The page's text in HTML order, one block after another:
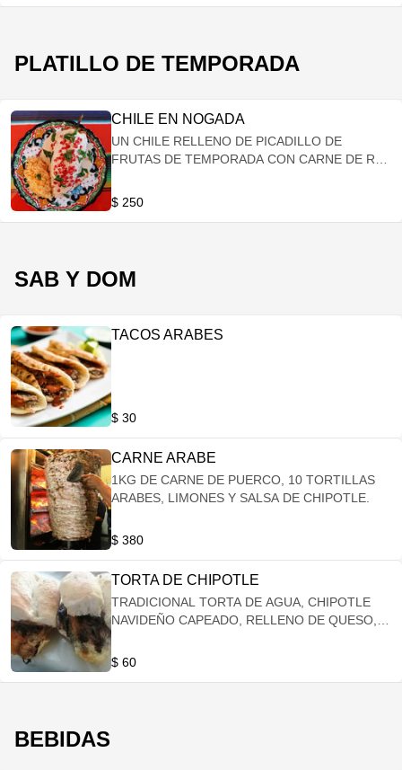
PLATILLO DE TEMPORADA
CHILE EN NOGADA
UN CHILE RELLENO DE PICADILLO DE
FRUTAS DE TEMPORADA CON CARNE DE RES
GRANADA Y PEREJIL, ACOMPAÑADO DE
$ 250
SAB Y DOM
TACOS ARABES
$ 30
CARNE ARABE
1KG DE CARNE DE PUERCO, 10 TORTILLAS
ARABES, LIMONES Y SALSA DE CHIPOTLE.
$ 380
TORTA DE CHIPOTLE
TRADICIONAL TORTA DE AGUA, CHIPOTLE
NAVIDEÑO CAPEADO, RELLENO DE QUESO,
$ 60
BEBIDAS